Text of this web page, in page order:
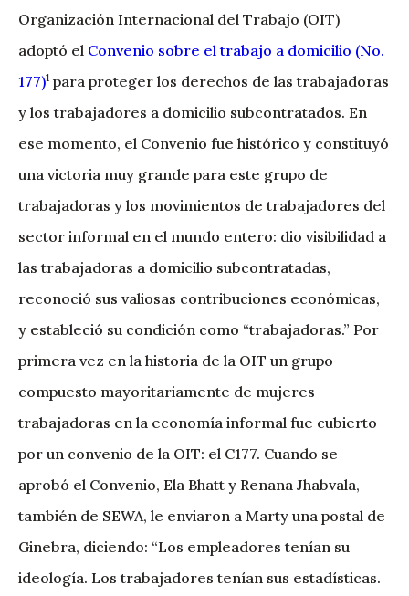
Organización Internacional del Trabajo (OIT)
adoptó el Convenio sobre el trabajo a domicilio (No.
177)1 para proteger los derechos de las trabajadoras
y los trabajadores a domicilio subcontratados. En
ese momento, el Convenio fue histórico y constituyó
una victoria muy grande para este grupo de
trabajadoras y los movimientos de trabajadores del
sector informal en el mundo entero: dio visibilidad a
las trabajadoras a domicilio subcontratadas,
reconoció sus valiosas contribuciones económicas,
y estableció su condición como “trabajadoras.” Por
primera vez en la historia de la OIT un grupo
compuesto mayoritariamente de mujeres
trabajadoras en la economía informal fue cubierto
por un convenio de la OIT: el C177. Cuando se
aprobó el Convenio, Ela Bhatt y Renana Jhabvala,
también de SEWA, le enviaron a Marty una postal de
Ginebra, diciendo: “Los empleadores tenían su
ideología. Los trabajadores tenían sus estadísticas.